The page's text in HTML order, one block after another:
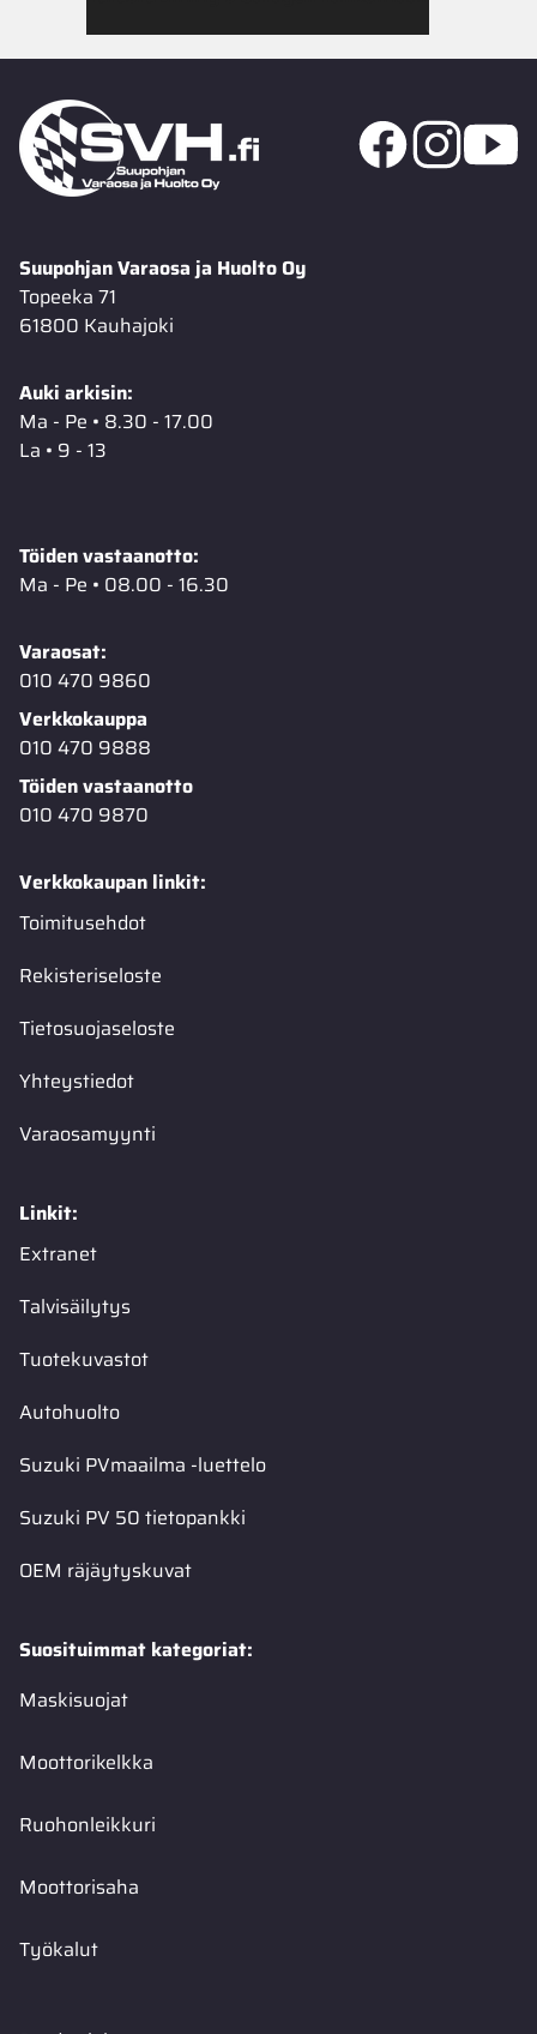
Suupohjan Varaosa ja Huolto Oy
Topeeka 71
61800 Kauhajoki
Auki arkisin:
Ma - Pe • 8.30 - 17.00
La • 9 - 13
Töiden vastaanotto:
Ma - Pe • 08.00 - 16.30
Varaosat:
010 470 9860
Verkkokauppa
010 470 9888
Töiden vastaanotto
010 470 9870
Verkkokaupan linkit:
Toimitusehdot
Rekisteriseloste
Tietosuojaseloste
Yhteystiedot
Varaosamyynti
Linkit:
Extranet
Talvisäilytys
Tuotekuvastot
Autohuolto
Suzuki PVmaailma -luettelo
Suzuki PV 50 tietopankki
OEM räjäytyskuvat
Suosituimmat kategoriat:
Maskisuojat
Moottorikelkka
Ruohonleikkuri
Moottorisaha
Työkalut